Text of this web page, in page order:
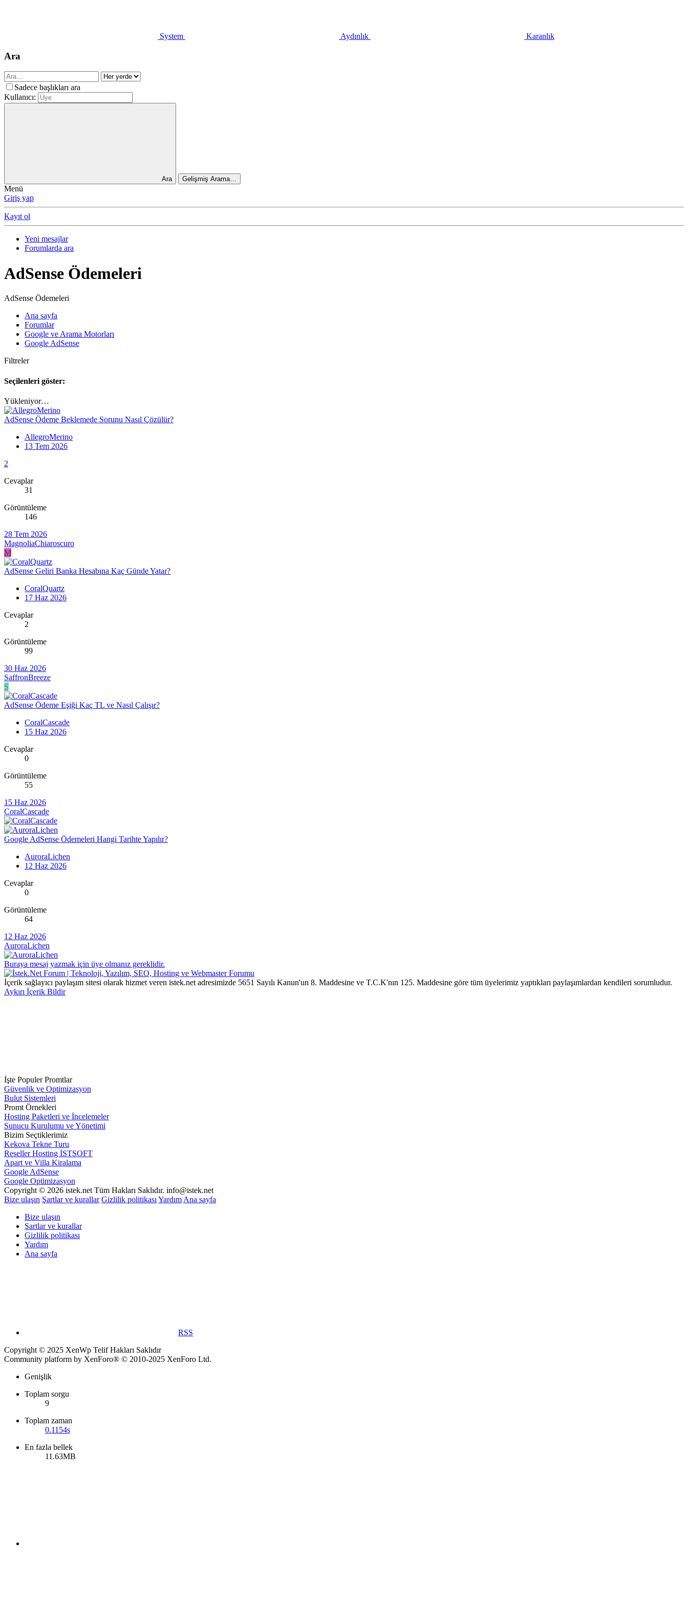
System Aydınlık Karanlık
Ara
Sadece başlıkları ara
Kullanıcı:
Ara Gelişmiş Arama…
Menü
Giriş yap
Kayıt ol
Yeni mesajlar
Forumlarda ara
AdSense Ödemeleri
AdSense Ödemeleri
Ana sayfa
Forumlar
Google ve Arama Motorları
Google AdSense
Filtreler
Seçilenleri göster:
Yükleniyor…
AdSense Ödeme Beklemede Sorunu Nasıl Çözülür?
AllegroMerino
13 Tem 2026
2
Cevaplar
31
Görüntüleme
146
28 Tem 2026
MagnoliaChiaroscuro
M
AdSense Geliri Banka Hesabına Kaç Günde Yatar?
CoralQuartz
17 Haz 2026
Cevaplar
2
Görüntüleme
99
30 Haz 2026
SaffronBreeze
S
AdSense Ödeme Eşiği Kaç TL ve Nasıl Çalışır?
CoralCascade
15 Haz 2026
Cevaplar
0
Görüntüleme
55
15 Haz 2026
CoralCascade
Google AdSense Ödemeleri Hangi Tarihte Yapılır?
AuroraLichen
12 Haz 2026
Cevaplar
0
Görüntüleme
64
12 Haz 2026
AuroraLichen
Buraya mesaj yazmak için üye olmanız gereklidir.
İçerik sağlayıcı paylaşım sitesi olarak hizmet veren istek.net adresimizde 5651 Sayılı Kanun'un 8. Maddesine ve T.C.K'nın 125. Maddesine göre tüm üyelerimiz yaptıkları paylaşımlardan kendileri sorumludur.
Aykırı İçerik Bildir
İşte Populer Promtlar
Güvenlik ve Optimizasyon
Bulut Sistemleri
Promt Örnekleri
Hosting Paketleri ve İncelemeler
Sunucu Kurulumu ve Yönetimi
Bizim Seçtiklerimiz
Kekova Tekne Turu
Reseller Hosting İSTSOFT
Apart ve Villa Kiralama
Google AdSense
Google Optimizasyon
Copyright © 2026 istek.net Tüm Hakları Saklıdır. info@istek.net
Bize ulaşın Şartlar ve kurallar Gizlilik politikası Yardım Ana sayfa
Bize ulaşın
Şartlar ve kurallar
Gizlilik politikası
Yardım
Ana sayfa
RSS
Copyright © 2025 XenWp Telif Hakları Saklıdır
Community platform by XenForo® © 2010-2025 XenForo Ltd.
Genişlik
Toplam sorgu
9
Toplam zaman
0.1154s
En fazla bellek
11.63MB